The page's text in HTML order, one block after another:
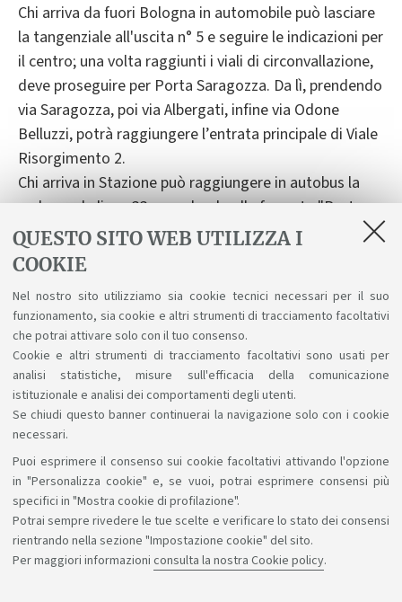
QUESTO SITO WEB UTILIZZA I
COOKIE
Nel nostro sito utilizziamo sia cookie tecnici necessari per il suo
funzionamento, sia cookie e altri strumenti di tracciamento facoltativi
che potrai attivare solo con il tuo consenso.
Cookie e altri strumenti di tracciamento facoltativi sono usati per
analisi statistiche, misure sull'efficacia della comunicazione
istituzionale e analisi dei comportamenti degli utenti.
Se chiudi questo banner continuerai la navigazione solo con i cookie
necessari.
Puoi esprimere il consenso sui cookie facoltativi attivando l'opzione
in "Personalizza cookie" e, se vuoi, potrai esprimere consensi più
specifici in "Mostra cookie di profilazione".
Potrai sempre rivedere le tue scelte e verificare lo stato dei consensi
rientrando nella sezione "Impostazione cookie" del sito.
Per maggiori informazioni consulta la nostra Cookie policy.
Chi arriva da fuori Bologna in automobile può lasciare
la tangenziale all'uscita n° 5 e seguire le indicazioni per
il centro; una volta raggiunti i viali di circonvallazione,
deve proseguire per Porta Saragozza. Da lì, prendendo
via Saragozza, poi via Albergati, infine via Odone
Belluzzi, potrà raggiungere l’entrata principale di Viale
Risorgimento 2.
Chi arriva in Stazione può raggiungere in autobus la
sede con la linea 33, scendendo alla fermata "Porta
Saragozza"; dal centro della città si possono
prendere le linee 20 o 38.
Il plesso di Via Terracini 28 è stato inaugurato
ufficialmente il 5 maggio 2007. Ha sede in un edificio
moderno e funzionale e ospita le attività didattiche di
alcuni corsi di studio.
Sosteniamo il diritto alla conoscenza
Seguici su: